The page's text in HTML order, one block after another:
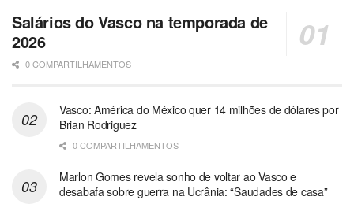
Salários do Vasco na temporada de
2026
0 COMPARTILHAMENTOS
Vasco: América do México quer 14 milhões de dólares por
Brian Rodriguez
0 COMPARTILHAMENTOS
Marlon Gomes revela sonho de voltar ao Vasco e
desabafa sobre guerra na Ucrânia: “Saudades de casa”